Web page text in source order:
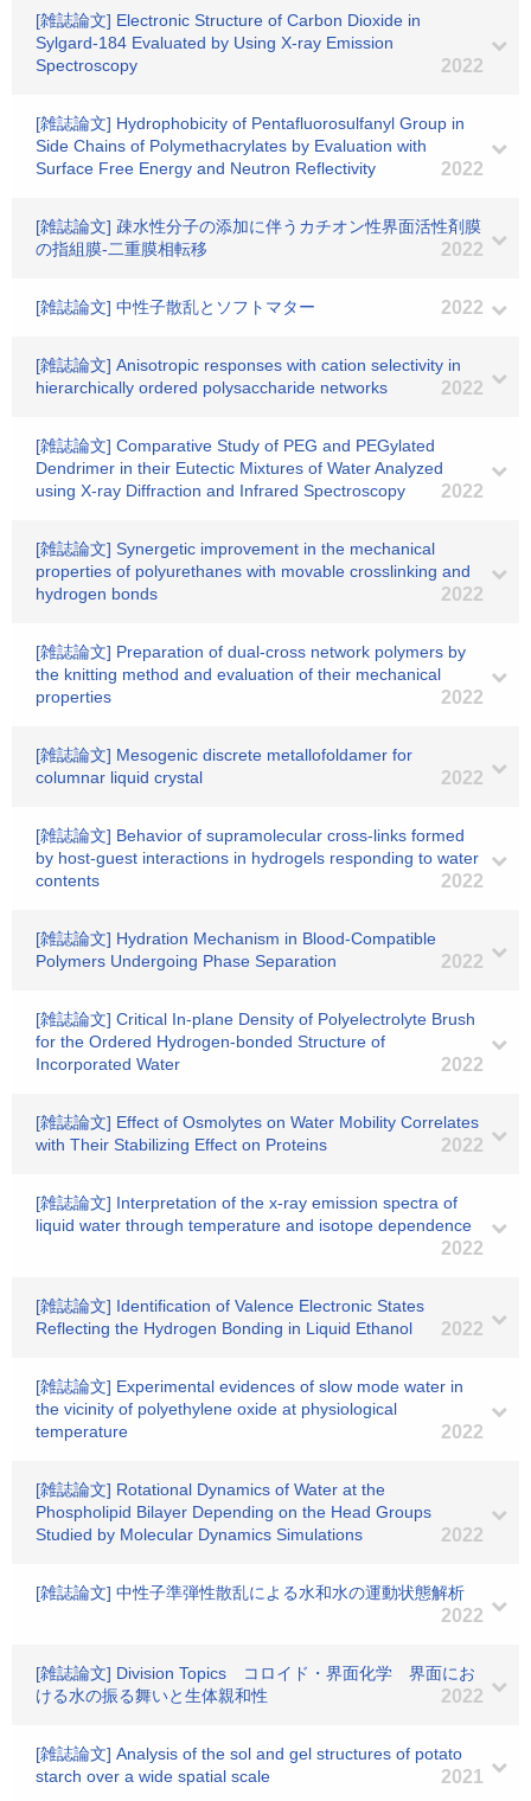
[雑誌論文] Electronic Structure of Carbon Dioxide in
Sylgard-184 Evaluated by Using X-ray Emission
Spectroscopy
2022
[雑誌論文] Hydrophobicity of Pentafluorosulfanyl Group in
Side Chains of Polymethacrylates by Evaluation with
Surface Free Energy and Neutron Reflectivity
2022
[雑誌論文] 疎水性分子の添加に伴うカチオン性界面活性剤膜
の指組膜-二重膜相転移
2022
[雑誌論文] 中性子散乱とソフトマター 2022
[雑誌論文] Anisotropic responses with cation selectivity in
hierarchically ordered polysaccharide networks
2022
[雑誌論文] Comparative Study of PEG and PEGylated
Dendrimer in their Eutectic Mixtures of Water Analyzed
using X-ray Diffraction and Infrared Spectroscopy
2022
[雑誌論文] Synergetic improvement in the mechanical
properties of polyurethanes with movable crosslinking and
hydrogen bonds
2022
[雑誌論文] Preparation of dual-cross network polymers by
the knitting method and evaluation of their mechanical
properties
2022
[雑誌論文] Mesogenic discrete metallofoldamer for
columnar liquid crystal
2022
[雑誌論文] Behavior of supramolecular cross-links formed
by host-guest interactions in hydrogels responding to water
contents
2022
[雑誌論文] Hydration Mechanism in Blood-Compatible
Polymers Undergoing Phase Separation
2022
[雑誌論文] Critical In-plane Density of Polyelectrolyte Brush
for the Ordered Hydrogen-bonded Structure of
Incorporated Water
2022
[雑誌論文] Effect of Osmolytes on Water Mobility Correlates
with Their Stabilizing Effect on Proteins
2022
[雑誌論文] Interpretation of the x-ray emission spectra of
liquid water through temperature and isotope dependence
2022
[雑誌論文] Identification of Valence Electronic States
Reflecting the Hydrogen Bonding in Liquid Ethanol
2022
[雑誌論文] Experimental evidences of slow mode water in
the vicinity of polyethylene oxide at physiological
temperature
2022
[雑誌論文] Rotational Dynamics of Water at the
Phospholipid Bilayer Depending on the Head Groups
Studied by Molecular Dynamics Simulations
2022
[雑誌論文] 中性子準弾性散乱による水和水の運動状態解析
2022
[雑誌論文] Division Topics コロイド・界面化学 界面にお
ける水の振る舞いと生体親和性
2022
[雑誌論文] Analysis of the sol and gel structures of potato
starch over a wide spatial scale
2021